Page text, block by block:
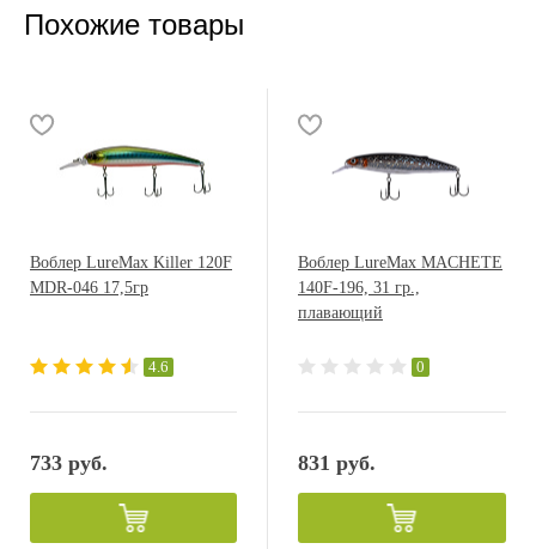
Похожие товары
Воблер LureMax Killer 120F
MDR-046 17,5гр
4.6
733 руб.
Воблер LureMax MACHETE
140F-196, 31 гр.,
плавающий
0
831 руб.